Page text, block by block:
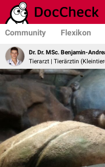
Community Flexikon
Dr. Dr. MSc. Benjamin-
Tierarzt | Tierärztin